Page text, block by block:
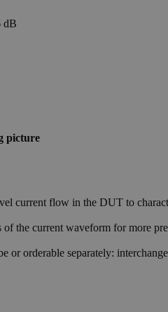
dB
picture
current flow in the DUT to
the current waveform for more
or orderable separately: